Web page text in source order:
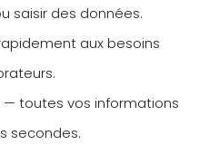
saisir des données.
aux besoins
— toutes vos informations
secondes.